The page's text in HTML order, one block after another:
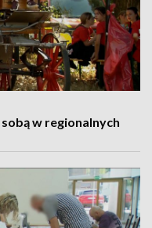
w regionalnych